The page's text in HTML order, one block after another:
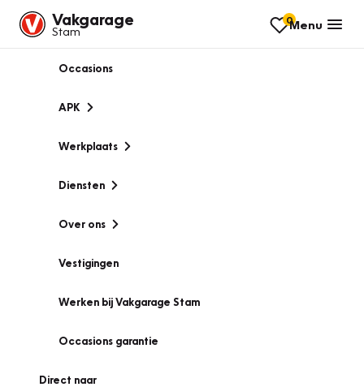
Vakgarage
Stam
0Menu
Occasions
APK
Werkplaats
Diensten
Over ons
Vestigingen
Werken bij Vakgarage Stam
Occasions garantie
Direct naar